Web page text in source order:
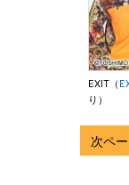
EXIT（
り）